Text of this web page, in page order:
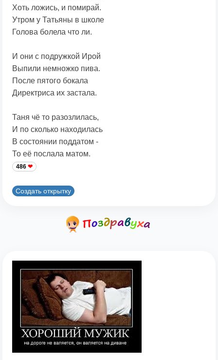
Хоть ложись, и помирай.
Утром у Татьяны в школе
Голова болела что ли.
И они с подружкой Ирой
Выпили немножко пива.
После пятого бокала
Директриса их застала.
Таня чё то разозлилась,
И по сколько находилась
В состоянии поддатом -
То её послала матом.
486
Создать открытку